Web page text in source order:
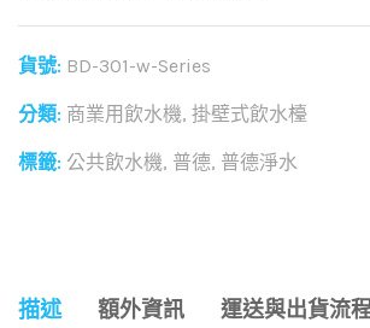
貨號: BD-301-w-Series
分類: 商業用飲水機, 掛壁式飲水檯
標籤: 公共飲水機, 普德, 普德淨水
描述 額外資訊 運送與出貨流